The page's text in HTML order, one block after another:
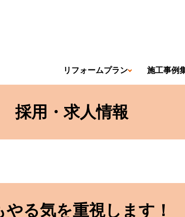
リフォームプラン 施工事例
採用・求人情報
る気を重視します！